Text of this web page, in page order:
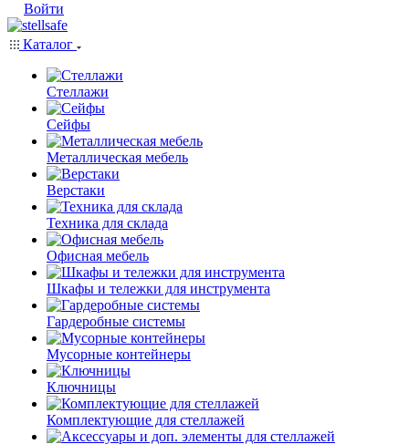
Войти
Каталог
Стеллажи
Сейфы
Металлическая мебель
Верстаки
Техника для склада
Офисная мебель
Шкафы и тележки для инструмента
Гардеробные системы
Мусорные контейнеры
Ключницы
Комплектующие для стеллажей